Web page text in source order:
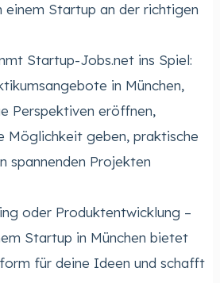
einem Startup an der richtigen
Startup-Jobs.net ins Spiel:
in München,
Perspektiven eröffnen,
Möglichkeit geben, praktische
spannenden Projekten
oder Produktentwicklung –
Startup in München bietet
für deine Ideen und schafft